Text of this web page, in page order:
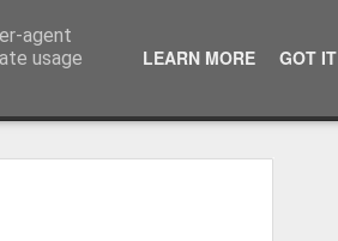
agent
usage
LEARN MORE GOT IT